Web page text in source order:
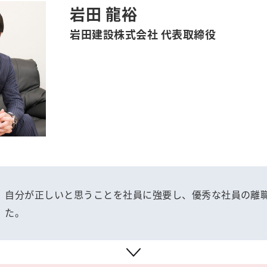
岩田 龍裕
岩田建設株式会社 代表取締役
自分が正しいと思うことを社員に強要し、優秀な社員の離
た。